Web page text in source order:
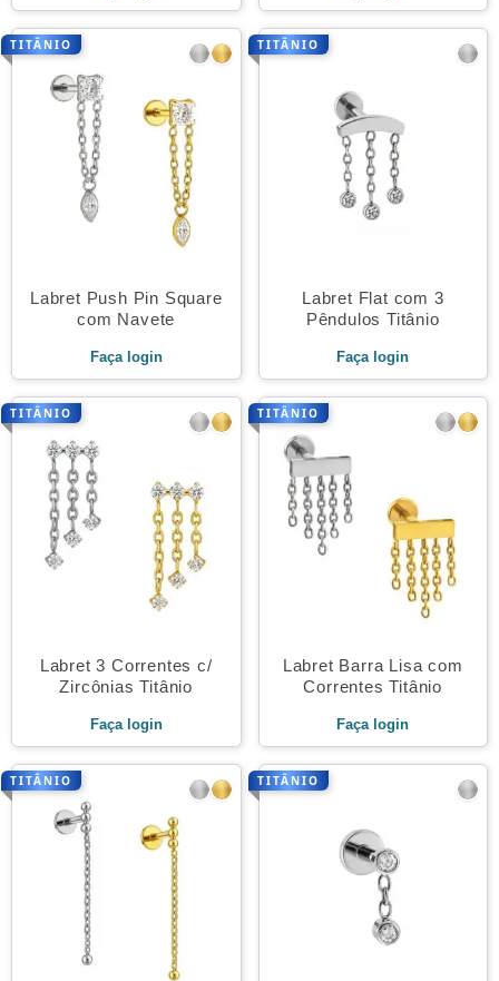
TITÂNIO
Labret Push Pin Square
com Navete
Faça login
TITÂNIO
Labret Flat com 3
Pêndulos Titânio
Faça login
TITÂNIO
Labret 3 Correntes c/
Zircônias Titânio
Faça login
TITÂNIO
Labret Barra Lisa com
Correntes Titânio
Faça login
TITÂNIO TITÂNIO